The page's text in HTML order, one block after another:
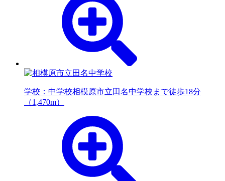
学校：中学校相模原市立田名中学校まで徒歩18分
（1,470m）